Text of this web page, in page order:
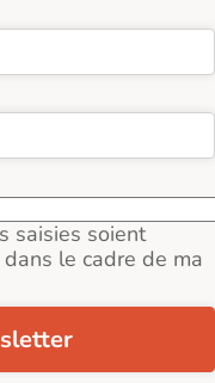
saisies soient
le cadre de ma